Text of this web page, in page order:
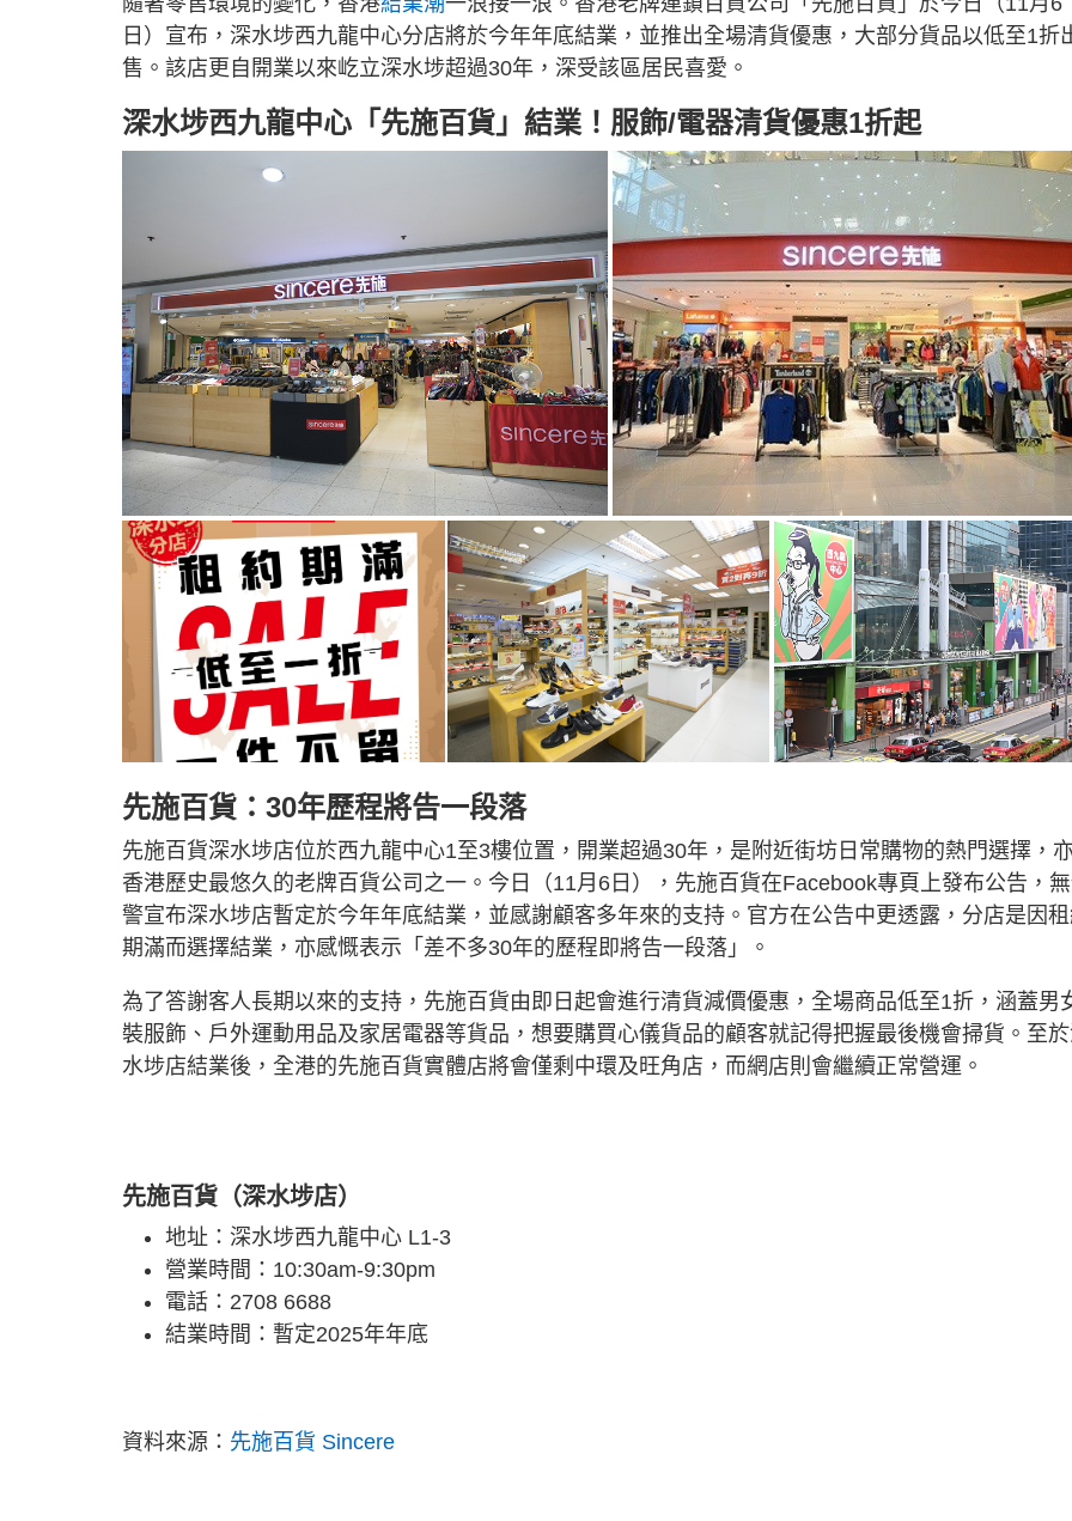
日）宣布，深水埗西九龍中心分店將於今年年底結業，並推出全場清貨優惠，大部分貨品以低至1折
售。該店更自開業以來屹立深水埗超過30年，深受該區居民喜愛。
深水埗西九龍中心「先施百貨」結業！服飾/電器清貨優惠1折起
先施百貨：30年歷程將告一段落
先施百貨深水埗店位於西九龍中心1至3樓位置，開業超過30年，是附近街坊日常購物的熱門選擇，
香港歷史最悠久的老牌百貨公司之一。今日（11月6日），先施百貨在Facebook專頁上發布公告，
警宣布深水埗店暫定於今年年底結業，並感謝顧客多年來的支持。官方在公告中更透露，分店是因
期滿而選擇結業，亦感慨表示「差不多30年的歷程即將告一段落」。
為了答謝客人長期以來的支持，先施百貨由即日起會進行清貨減價優惠，全場商品低至1折，涵蓋男
裝服飾、戶外運動用品及家居電器等貨品，想要購買心儀貨品的顧客就記得把握最後機會掃貨。至
水埗店結業後，全港的先施百貨實體店將會僅剩中環及旺角店，而網店則會繼續正常營運。
先施百貨（深水埗店）
地址：深水埗西九龍中心 L1-3
營業時間：10:30am-9:30pm
電話：2708 6688
結業時間：暫定2025年年底
資料來源： 先施百貨 Sincere